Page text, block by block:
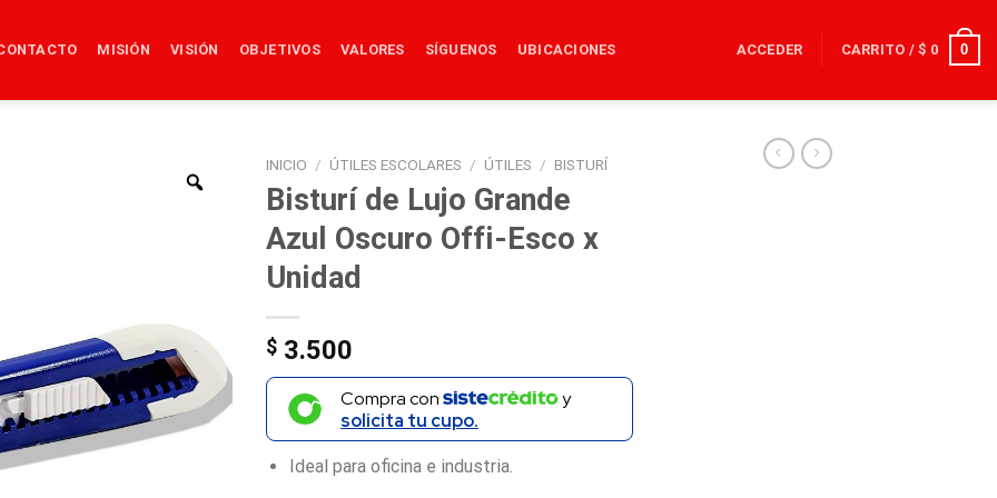
MISIÓN VISIÓN OBJETIVOS VALORES SÍGUENOS UBICACIONES ACCEDER CARRITO /$ 0 0
INICIO / ÚTILES ESCOLARES / ÚTILES / BISTURÍ
Bisturí de Lujo Grande
Azul Oscuro Offi-Esco x
Unidad
$ 3.500
Compra con
y
solicita tu cupo.
Ideal para oficina e industria.